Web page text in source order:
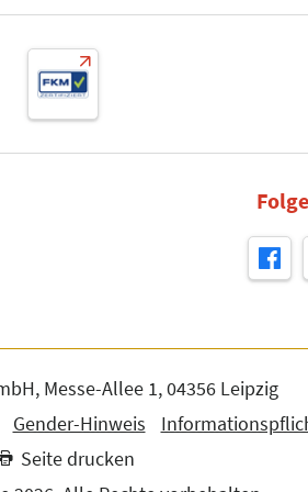
Messe-Allee 1, 04356 Leipzig
Gender-Hinweis
Seite drucken